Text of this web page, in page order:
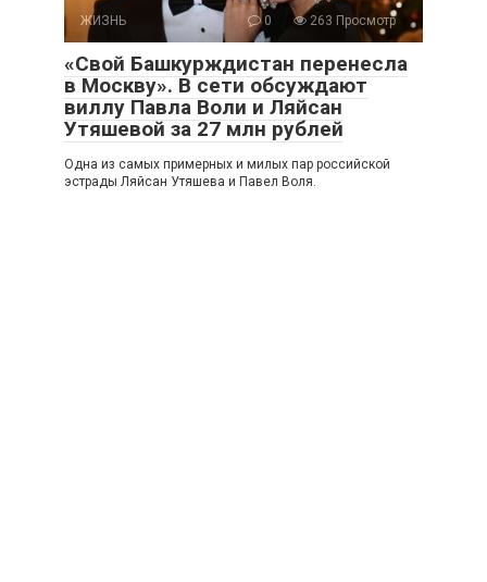
ЖИЗНЬ 0 263 Просмотр
«Свой Башкурждистан перенесла
в Москву». В сети обсуждают
виллу Павла Воли и Ляйсан
Утяшевой за 27 млн рублей
Одна из самых примерных и милых пар российской
эстрады Ляйсан Утяшева и Павел Воля.